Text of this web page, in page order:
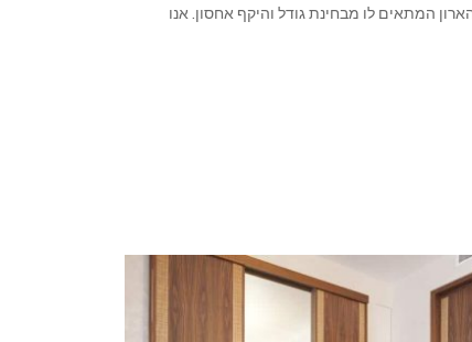
המתאים לו מבחינת גודל והיקף אחסון. אנו